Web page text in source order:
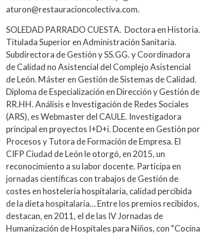
aturon@restauracioncolectiva.com.
SOLEDAD PARRADO CUESTA. Doctora en Historia.
Titulada Superior en Administración Sanitaria.
Subdirectora de Gestión y SS.GG. y Coordinadora
de Calidad no Asistencial del Complejo Asistencial
de León. Máster en Gestión de Sistemas de Calidad.
Diploma de Especialización en Dirección y Gestión de
RR.HH. Análisis e Investigación de Redes Sociales
(ARS), es Webmaster del CAULE. Investigadora
principal en proyectos I+D+i. Docente en Gestión por
Procesos y Tutora de Formación de Empresa. El
CIFP Ciudad de León le otorgó, en 2015, un
reconocimiento a su labor docente. Participa en
jornadas científicas con trabajos de Gestión de
costes en hostelería hospitalaria, calidad percibida
de la dieta hospitalaria… Entre los premios recibidos,
destacan, en 2011, el de las IV Jornadas de
Humanización de Hospitales para Niños, con “Cocina